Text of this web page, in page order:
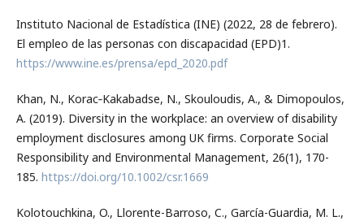
Instituto Nacional de Estadística (INE) (2022, 28 de febrero).
El empleo de las personas con discapacidad (EPD)1.
https://www.ine.es/prensa/epd_2020.pdf
Khan, N., Korac‐Kakabadse, N., Skouloudis, A., & Dimopoulos,
A. (2019). Diversity in the workplace: an overview of disability
employment disclosures among UK firms. Corporate Social
Responsibility and Environmental Management, 26(1), 170-
185. https://doi.org/10.1002/csr.1669
Kolotouchkina, O., Llorente-Barroso, C., García-Guardia, M. L.,